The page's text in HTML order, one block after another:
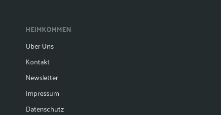
HEIMKOMMEN
Über Uns
Kontakt
Newsletter
Impressum
Datenschutz